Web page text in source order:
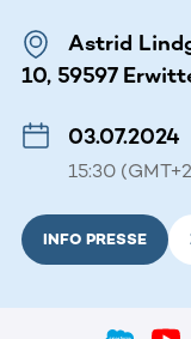
Astrid
10, 59597
03.07.2024
15:30
INFO PRESSE